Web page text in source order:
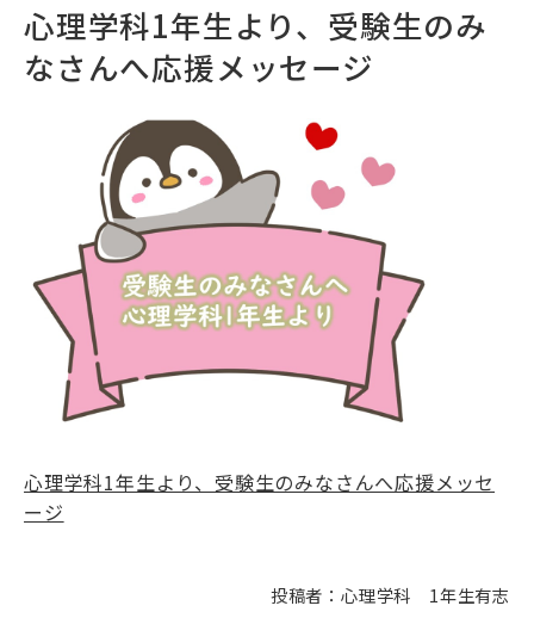
心理学科1年生より、受験生のみ
なさんへ応援メッセージ
心理学科1年生より、受験生のみなさんへ応援メッセ
ージ
投稿者：心理学科 1年生有志